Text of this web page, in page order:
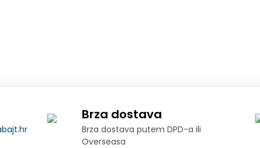
Brza dostava
Brza dostava putem DPD-a ili
Overseasa